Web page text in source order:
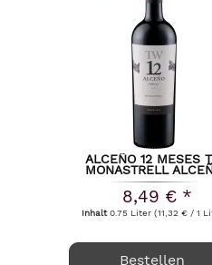
ALCEÑO 12 MESES
MONASTRELL
2021
8,49 € *
Inhalt0.75 Liter (11,32 € / 1
Bestellen